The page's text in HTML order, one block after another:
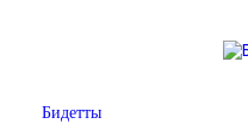
Бидетты